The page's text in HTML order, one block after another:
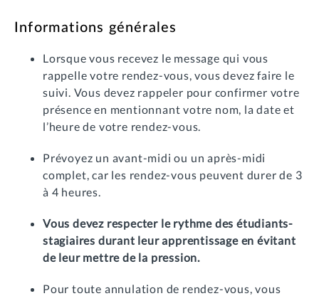
Informations générales
Lorsque vous recevez le message qui vous
rappelle votre rendez-vous, vous devez faire le
suivi. Vous devez rappeler pour confirmer votre
présence en mentionnant votre nom, la date et
l’heure de votre rendez-vous.
Prévoyez un avant-midi ou un après-midi
complet, car les rendez-vous peuvent durer de 3
à 4 heures.
Vous devez respecter le rythme des étudiants-
stagiaires durant leur apprentissage en évitant
de leur mettre de la pression.
Pour toute annulation de rendez-vous, vous